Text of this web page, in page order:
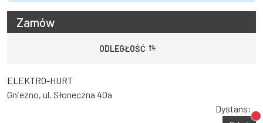
Zamów
ODLEGŁOŚĆ
ELEKTRO-HURT
Gniezno, ul. Słoneczna 40a
Dystans: